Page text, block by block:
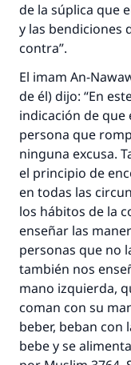
de la súplica que
y las bendiciones
contra”.
El imam An-
de él) dijo: “En
indicación de
persona que
ninguna excusa.
el principio de
en todas las
los hábitos de la
enseñar las
personas que no
también nos
mano izquierda,
coman con su
beber, beban con
bebe y se